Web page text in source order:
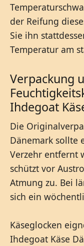
der Reifung
Sie ihn
Temperatur am
Verpackung
Ihdegoat
Die
Dänemark sollte
Verzehr entfernt
schützt vor
Atmung zu. Bei
sich ein
Käseglocken
Ihdegoat Käse